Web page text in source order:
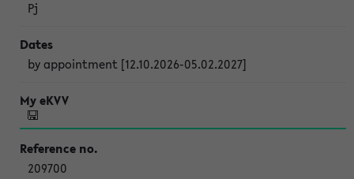
Pj
by appointment [12.10.2026-05.02.2027]
209700